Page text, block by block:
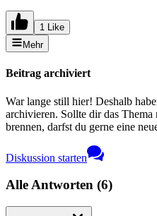
1 Like
Mehr
Beitrag archiviert
War lange still hier! Deshalb
archivieren. Sollte dir das
brennen, darfst du gerne eine
Diskussion starten
Alle Antworten (6)